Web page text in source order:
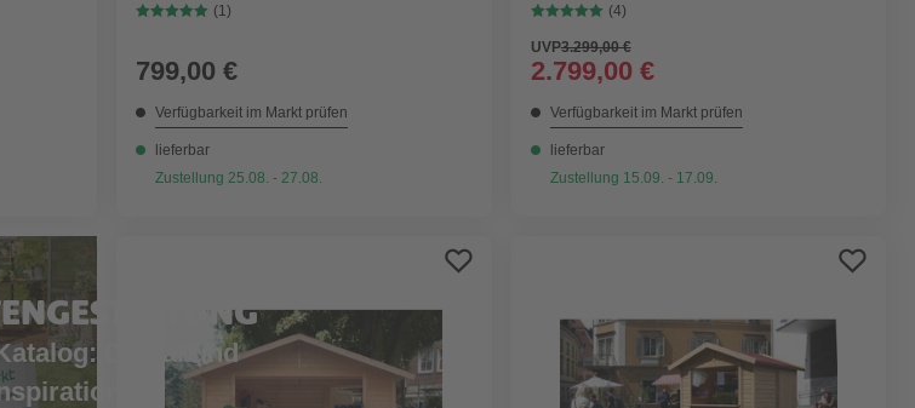
(Außenmaße inkl. Dachüberstand)
(1)
799,00 €
Verfügbarkeit im Markt prüfen
lieferbar
Zustellung 25.08. - 27.08.
(Außenmaße inkl. Dachüberstand)
(4)
UVP3.299,00 €
2.799,00 €
Verfügbarkeit im Markt prüfen
lieferbar
Zustellung 15.09. - 17.09.
Digital und